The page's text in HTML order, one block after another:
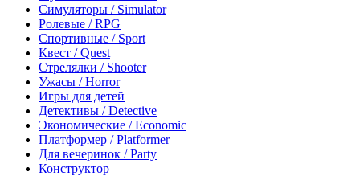
Симуляторы / Simulator
Ролевые / RPG
Спортивные / Sport
Квест / Quest
Стрелялки / Shooter
Ужасы / Horror
Игры для детей
Детективы / Detective
Экономические / Economic
Платформер / Platformer
Для вечеринок / Party
Конструктор